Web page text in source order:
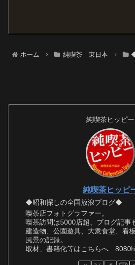
ホーム 純喫茶 東日本
純喫茶ヒッピー
純喫茶ヒッピ
◆昭和探しの全国放浪ブログ◆
喫茶店フォトグラファー。
喫茶訪問は5000店超、ブログ記事
建造物、公園遊具、大衆食堂、看
風景の記録。
取材、書籍化等はこちらへ